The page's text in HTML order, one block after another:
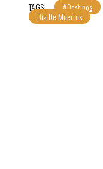
TAGS:
#Destinos
Día De Muertos